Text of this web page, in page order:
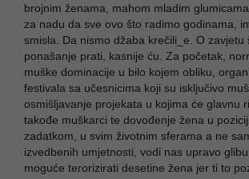
brojnim ženama, mahom mladim
za nadu da sve ovo što radimo godinama,
smisla. Da nismo džaba krečili_e. O zavjetu
ponašanje prati, kasnije ću. Za početak,
muške dominacije u bilo kojem obliku,
festivala sa učesnicima koji su isključivo
osmišljavanje projekata u kojima će glavnu
takođe muškarci te dovođenje žena u
zadatkom, u svim životnim sferama a ne
izvedbenih umjetnosti, vodi nas upravo
moguće terorizirati desetine žena jer ti to